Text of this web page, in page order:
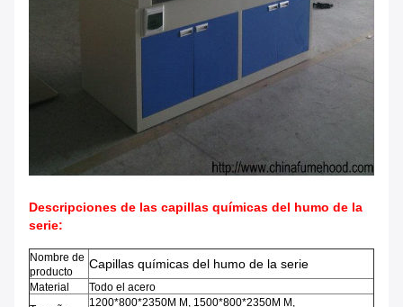
Descripciones de las capillas químicas del humo de la
serie:
Nombre de
producto
Capillas químicas del humo de la serie
Material
Todo el acero
1200*800*2350M M, 1500*800*2350M M,